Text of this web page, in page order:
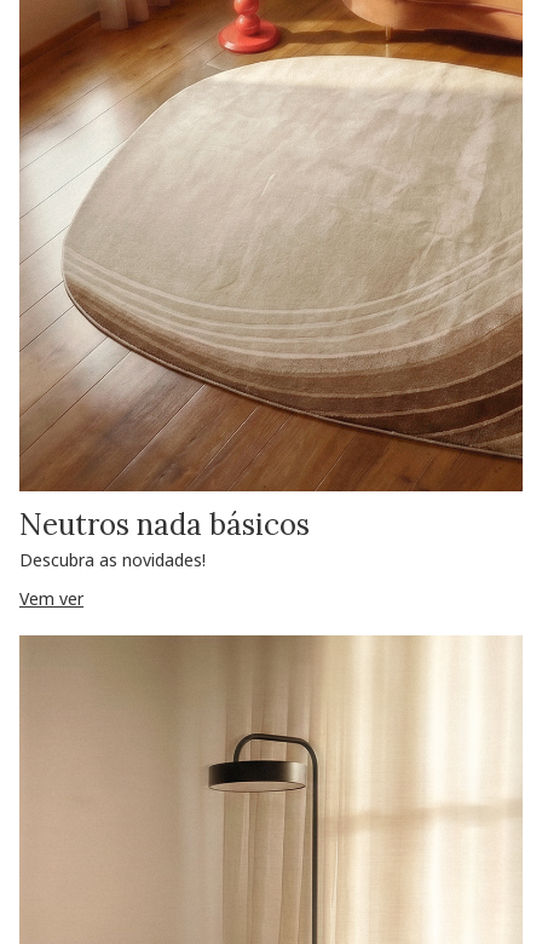
Neutros nada básicos
Descubra as novidades!
Vem ver